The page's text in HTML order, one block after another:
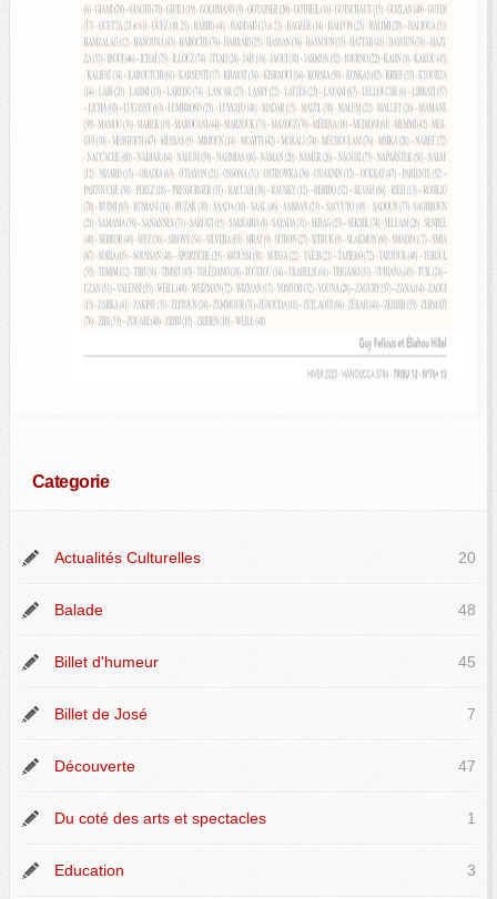
Categorie
Actualités Culturelles 20
Balade 48
Billet d'humeur 45
Billet de José 7
Découverte 47
Du coté des arts et spectacles 1
Education 3